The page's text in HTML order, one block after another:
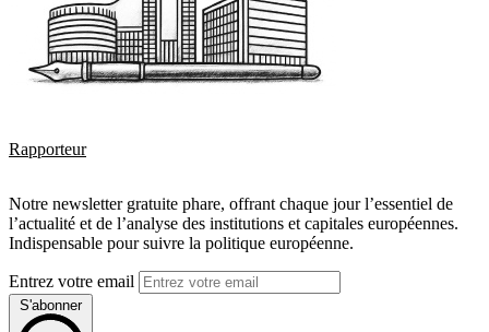
Rapporteur
Notre newsletter gratuite phare, offrant chaque jour l’essentiel de
l’actualité et de l’analyse des institutions et capitales européennes.
Indispensable pour suivre la politique européenne.
Entrez votre email
S'abonner